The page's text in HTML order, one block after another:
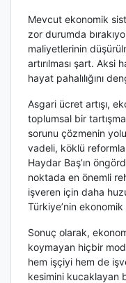
Mevcut ekonomik
zor durumda
maliyetlerinin
artırılması şart. Aksi
hayat pahalılığını
Asgari ücret artışı,
toplumsal bir
sorunu çözmenin
vadeli, köklü
Haydar Baş’ın
noktada en önemli
işveren için daha
Türkiye’nin ekonomik
Sonuç olarak,
koymayan hiçbir
hem işçiyi hem de
kesimini kucaklayan